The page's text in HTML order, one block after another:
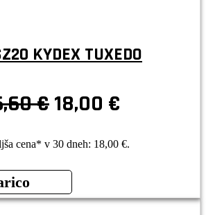
KYDEX TUXEDO
€Izvirna
je
bila:
36,60 €.
18,00 €
je:
cena* v 30 dneh: 18,00 €.